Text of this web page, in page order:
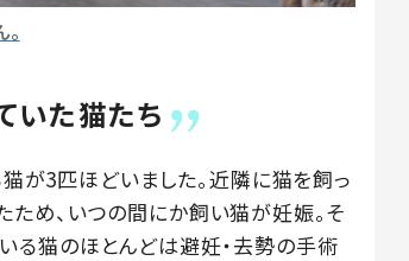
いた猫たち
が3匹ほどいました。近隣に猫を飼っ
め、いつの間にか飼い猫が妊娠。そ
る猫のほとんどは避妊・去勢の手術